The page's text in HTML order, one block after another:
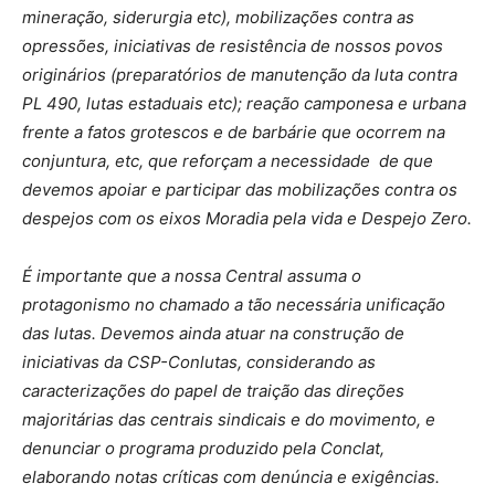
mineração, siderurgia etc), mobilizações contra as
opressões, iniciativas de resistência de nossos povos
originários (preparatórios de manutenção da luta contra
PL 490, lutas estaduais etc); reação camponesa e urbana
frente a fatos grotescos e de barbárie que ocorrem na
conjuntura, etc, que reforçam a necessidade de que
devemos apoiar e participar das mobilizações contra os
despejos com os eixos Moradia pela vida e Despejo Zero.
É importante que a nossa Central assuma o
protagonismo no chamado a tão necessária unificação
das lutas. Devemos ainda atuar na construção de
iniciativas da CSP-Conlutas, considerando as
caracterizações do papel de traição das direções
majoritárias das centrais sindicais e do movimento, e
denunciar o programa produzido pela Conclat,
elaborando notas críticas com denúncia e exigências.